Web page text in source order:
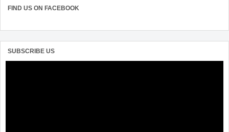
FIND US ON FACEBOOK
SUBSCRIBE US